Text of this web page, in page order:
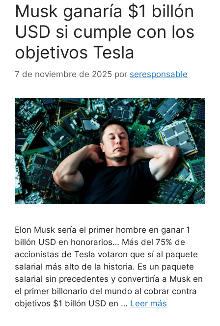
Musk ganaría $1 billón
USD si cumple con los
objetivos Tesla
7 de noviembre de 2025 por seresponsable
Elon Musk sería el primer hombre en ganar 1
billón USD en honorarios… Más del 75% de
accionistas de Tesla votaron que sí al paquete
salarial más alto de la historia. Es un paquete
salarial sin precedentes y convertiría a Musk en
el primer billonario del mundo al cobrar contra
objetivos $1 billón USD en … Leer más